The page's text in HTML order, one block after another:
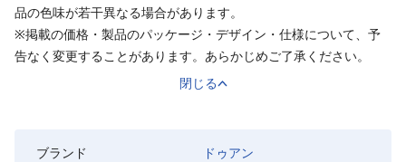
品の色味が若干異なる場合があります。
※掲載の価格・製品のパッケージ・デザイン・仕様について、予
告なく変更することがあります。あらかじめご了承ください。
閉じる
ブランド
ドゥアン